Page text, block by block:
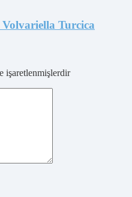
Turcica
işaretlenmişlerdir